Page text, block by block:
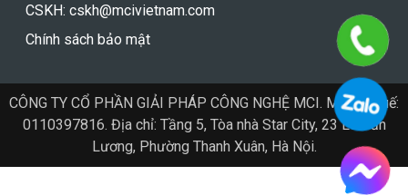
CSKH: cskh@mcivietnam.com
Chính sách bảo mật
CÔNG TY CỔ PHẦN GIẢI PHÁP CÔNG NGHỆ MCI. Mã số thuế:
0110397816. Địa chỉ: Tầng 5, Tòa nhà Star City, 23 Lê Văn
Lương, Phường Thanh Xuân, Hà Nội.